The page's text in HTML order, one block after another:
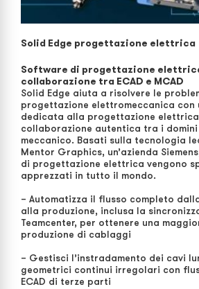
Solid Edge progettazione elettrica
Software di progettazione
collaborazione tra ECAD e MCAD
Solid Edge aiuta a risolvere le
progettazione elettromeccanica con
dedicata alla progettazione
collaborazione autentica tra i
meccanico. Basati sulla tecnologia
Mentor Graphics, un’azienda
di progettazione elettrica vengono
apprezzati in tutto il mondo.
– Automatizza il flusso completo
alla produzione, inclusa la
Teamcenter, per ottenere una
produzione di cablaggi
– Gestisci l’instradamento dei cavi
geometrici continui irregolari con
ECAD di terze parti